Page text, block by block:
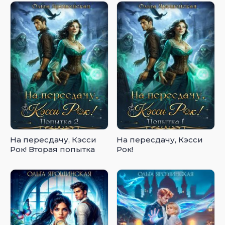
На пересдачу, Кэсси
Рок! Вторая попытка
На пересдачу, Кэсси
Рок!